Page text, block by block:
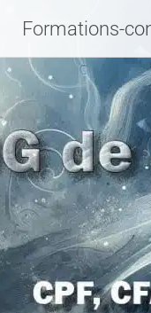
Formations-